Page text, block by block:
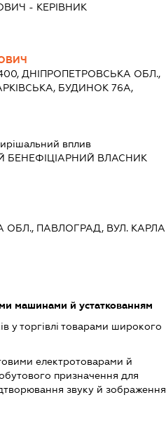
- КЕРІВНИК
ДНІПРОПЕТРОВСЬКА ОБЛ.,
БУДИНОК 76А,
вплив
БЕНЕФІЦІАРНИЙ ВЛАСНИК
ОБЛ., ПАВЛОГРАД, ВУЛ. КАРЛА
машинами й устаткованням
у торгівлі товарами широкого
електротоварами й
призначення для
звуку й зображення